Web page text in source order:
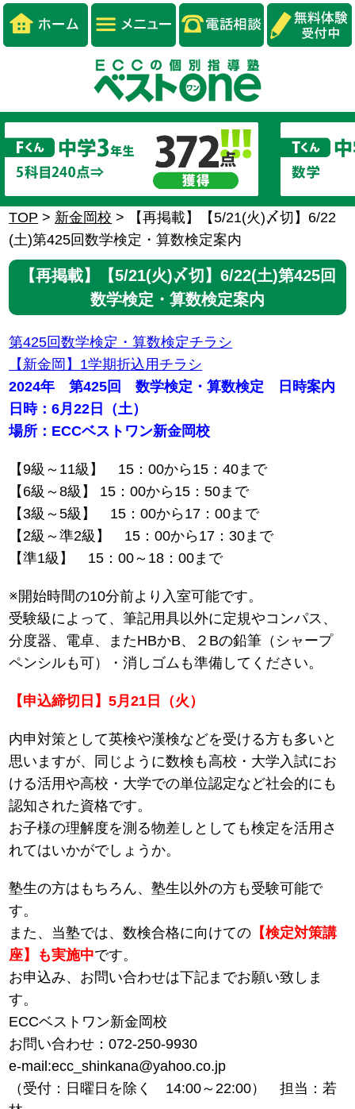
TOP > 新金岡校 >
【再掲載】【5/21(火)〆切】6/22
(土)第425回数学検定・算数検定案内
【再掲載】【5/21(火)〆切】6/22(土)第425回
数学検定・算数検定案内
第425回数学検定・算数検定チラシ
【新金岡】1学期折込用チラシ
2024年 第425回 数学検定・算数検定 日時案内
日時：6月22日（土）
場所：ECCベストワン新金岡校
【9級～11級】 15：00から15：40まで
【6級～8級】 15：00から15：50まで
【3級～5級】 15：00から17：00まで
【2級～準2級】 15：00から17：30まで
【準1級】 15：00～18：00まで
※開始時間の10分前より入室可能です。
受験級によって、筆記用具以外に定規やコンパス、
分度器、電卓、またHBかB、２Bの鉛筆（シャープ
ペンシルも可）・消しゴムも準備してください。
【申込締切日】5月21日（火）
内申対策として英検や漢検などを受ける方も多いと
思いますが、同じように数検も高校・大学入試にお
ける活用や高校・大学での単位認定など社会的にも
認知された資格です。
お子様の理解度を測る物差しとしても検定を活用さ
れてはいかがでしょうか。
塾生の方はもちろん、塾生以外の方も受験可能で
す。
また、当塾では、数検合格に向けての 【検定対策講
座】も実施中です。
お申込み、お問い合わせは下記までお願い致しま
す。
ECCベストワン新金岡校
お問い合わせ：072-250-9930
e-mail:ecc_shinkana@yahoo.co.jp
（受付：日曜日を除く 14:00～22:00） 担当：若